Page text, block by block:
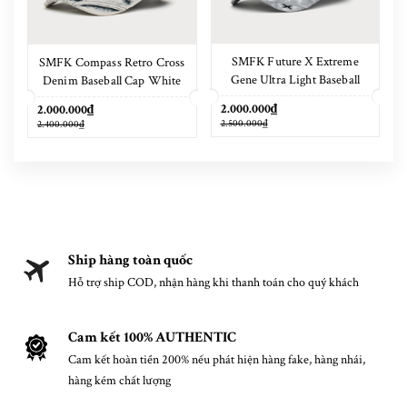
SMFK Compass Retro Cross
Denim Baseball Cap White
2.000.000₫
2.400.000₫
SMFK Future X Extreme
Gene Ultra Light Baseball
2.000.000₫
2.500.000₫
Ship hàng toàn quốc
Hỗ trợ ship COD, nhận hàng khi thanh toán cho quý khách
Cam kết 100% AUTHENTIC
Cam kết hoàn tiền 200% nếu phát hiện hàng fake, hàng nhái,
hàng kém chất lượng